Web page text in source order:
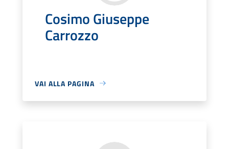
Cosimo Giuseppe
Carrozzo
VAI ALLA PAGINA